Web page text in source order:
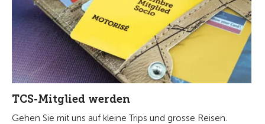
TCS-Mitglied werden
Gehen Sie mit uns auf kleine Trips und grosse Reisen.